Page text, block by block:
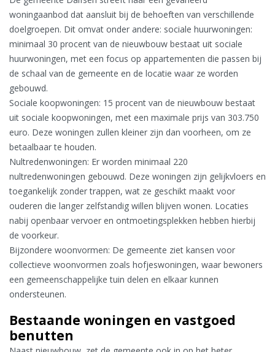
woningaanbod dat aansluit bij de behoeften van verschillende
doelgroepen. Dit omvat onder andere: sociale huurwoningen:
minimaal 30 procent van de nieuwbouw bestaat uit sociale
huurwoningen, met een focus op appartementen die passen bij
de schaal van de gemeente en de locatie waar ze worden
gebouwd.
Sociale koopwoningen: 15 procent van de nieuwbouw bestaat
uit sociale koopwoningen, met een maximale prijs van 303.750
euro. Deze woningen zullen kleiner zijn dan voorheen, om ze
betaalbaar te houden.
Nultredenwoningen: Er worden minimaal 220
nultredenwoningen gebouwd. Deze woningen zijn gelijkvloers en
toegankelijk zonder trappen, wat ze geschikt maakt voor
ouderen die langer zelfstandig willen blijven wonen. Locaties
nabij openbaar vervoer en ontmoetingsplekken hebben hierbij
de voorkeur.
Bijzondere woonvormen: De gemeente ziet kansen voor
collectieve woonvormen zoals hofjeswoningen, waar bewoners
een gemeenschappelijke tuin delen en elkaar kunnen
ondersteunen.
Bestaande woningen en vastgoed
benutten